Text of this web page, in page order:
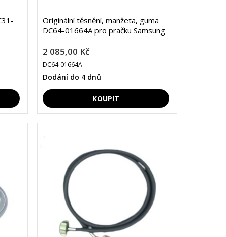
Originální těsnění, manžeta, guma
DC64-01664A pro pračku Samsung
2 085,00 Kč
DC64-01664A
Dodání do 4 dnů